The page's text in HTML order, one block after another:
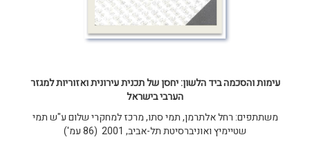
עימות והסכמה ביד הלשון: יחסן של תכנית עירונית ואזוריות למגזר
הערבי בישראל
משתתפים: רחל אלתרמן, תמי סתו, מרכז למחקרי שלום ע"ש תמי
שטיימיץ ואוניברסיטת תל-אביב, 2001 (86 עמ')